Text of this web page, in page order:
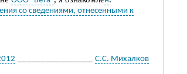
со сведениями, отнесенными к
С.С. Михалков